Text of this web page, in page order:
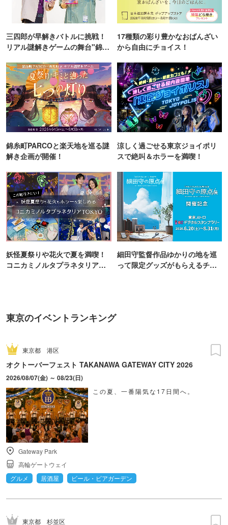
三四郎が早解きバトルに挑戦！
リアル謎解きゲームの舞台"錦糸
17種類の彩り豊かなおばんざい
から自由にチョイス！
錦糸町PARCOと楽天地を巡る謎
解き企画が開催！
涼しく過ごせる東京ジョイポリ
スで絶叫＆ホラーを満喫！
妖怪夏祭りや花火で夏を満喫！
コニカミノルタプラネタリア
細田守監督作品ゆかりの地を巡
って限定グッズがもらえるチャ
東京のイベントランキング
東京都 港区
オクトーバーフェスト TAKANAWA GATEWAY CITY 2026
2026/08/07(金) ～ 08/23(日)
この夏、一番陽気な17日間へ。
Gateway Park
高輪ゲートウェイ
グルメ
居酒屋 ビール・ビアガーデン
東京都 杉並区